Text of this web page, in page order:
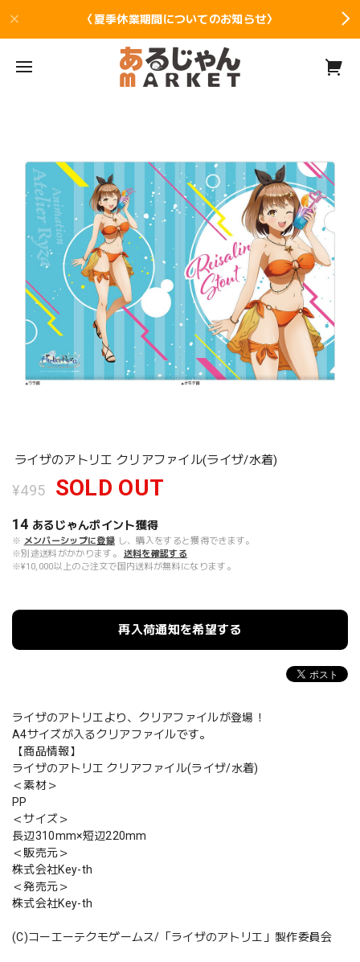
〈夏季休業期間についてのお知らせ〉
ライザのアトリエ クリアファイル(ライザ/水着)
¥495 SOLD OUT
14 あるじゃんポイント獲得
※ メンバーシップに登録 し、購入をすると獲得できます。
※別途送料がかかります。
送料を確認する
※¥10,000以上のご注文で国内送料が無料になります。
再入荷通知を希望する
ライザのアトリエより、クリアファイルが登場！
A4サイズが入るクリアファイルです。
【商品情報】
ライザのアトリエ クリアファイル(ライザ/水着)
＜素材＞
PP
＜サイズ＞
長辺310mm×短辺220mm
＜販売元＞
株式会社Key-th
＜発売元＞
株式会社Key-th
(C)コーエーテクモゲームス/「ライザのアトリエ」製作委員会